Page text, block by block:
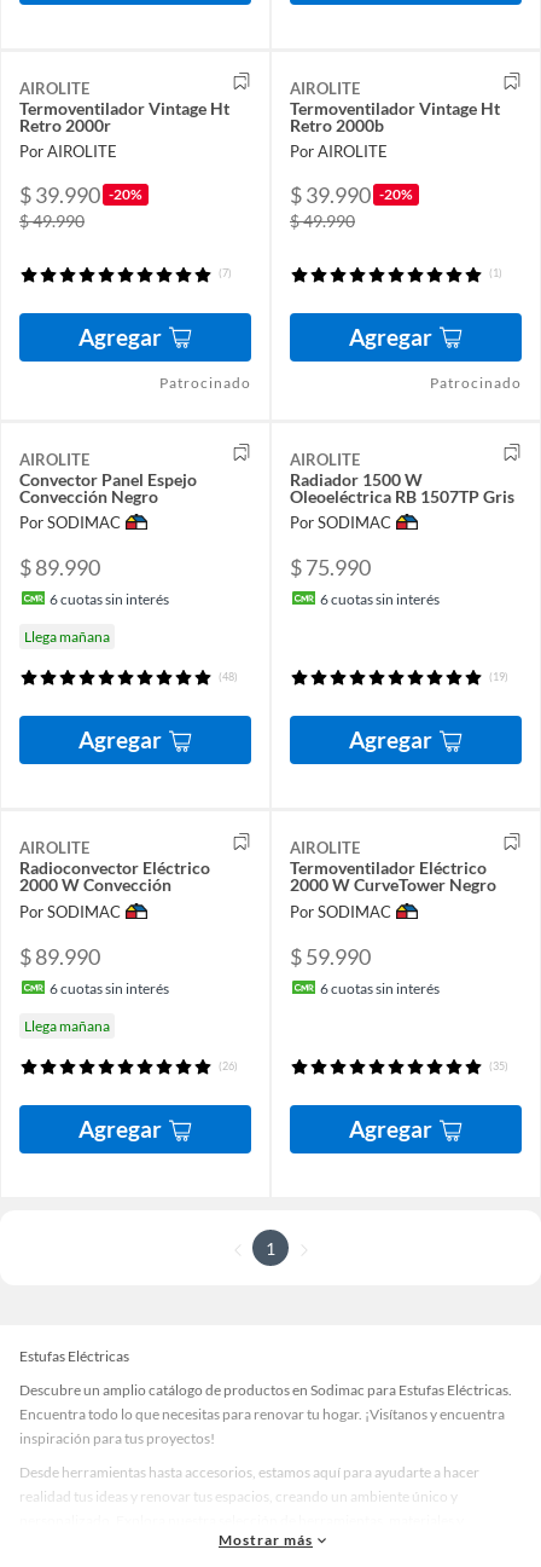
AIROLITE
Termoventilador Vintage Ht
Retro 2000r
Por AIROLITE
$ 39.990 -20%
$ 49.990
(7)
Agregar
Patrocinado
AIROLITE
Termoventilador Vintage Ht
Retro 2000b
Por AIROLITE
$ 39.990 -20%
$ 49.990
(1)
Agregar
Patrocinado
AIROLITE
Convector Panel Espejo
Convección Negro
Por SODIMAC
$ 89.990
6cuotas sin interés
Llega mañana
(48)
Agregar
AIROLITE
Radiador 1500 W
Oleoeléctrica RB 1507TP Gris
Por SODIMAC
$ 75.990
6cuotas sin interés
(19)
Agregar
AIROLITE
Radioconvector Eléctrico
2000 W Convección
Por SODIMAC
$ 89.990
6cuotas sin interés
Llega mañana
(26)
Agregar
AIROLITE
Termoventilador Eléctrico
2000 W CurveTower Negro
Por SODIMAC
$ 59.990
6cuotas sin interés
(35)
Agregar
1
Estufas Eléctricas
Descubre un amplio catálogo de productos en Sodimac para Estufas Eléctricas.
Encuentra todo lo que necesitas para renovar tu hogar. ¡Visítanos y encuentra
inspiración para tus proyectos!
Desde herramientas hasta accesorios, estamos aquí para ayudarte a hacer
realidad tus ideas y renovar tus espacios, creando un ambiente único y
accesorios de calidad que te ayudarán a crear un espacio más tú.
Mostrar más